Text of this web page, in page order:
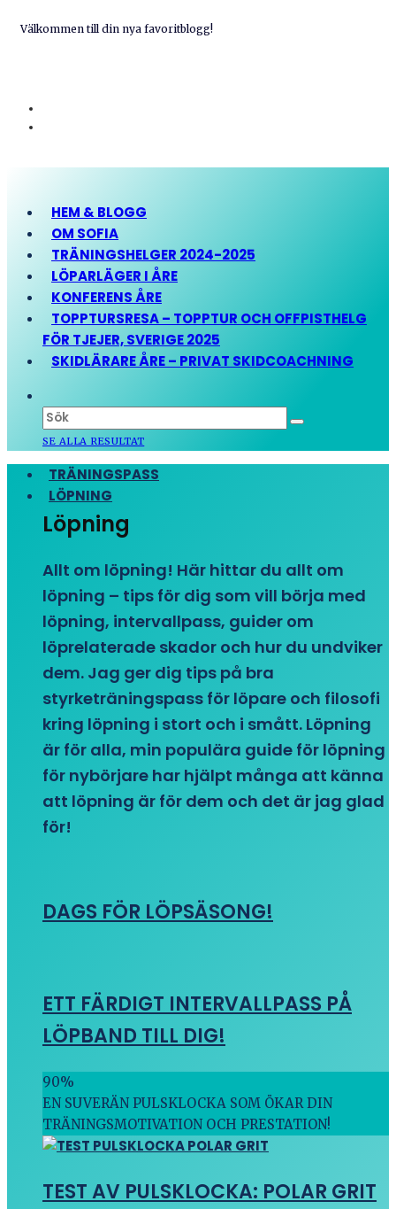
Välkommen till din nya favoritblogg!
HEM & BLOGG
OM SOFIA
TRÄNINGSHELGER 2024-2025
LÖPARLÄGER I ÅRE
KONFERENS ÅRE
TOPPTURSRESA – TOPPTUR OCH OFFPISTHELG
FÖR TJEJER, SVERIGE 2025
SKIDLÄRARE ÅRE – PRIVAT SKIDCOACHNING
SE ALLA RESULTAT
TRÄNINGSPASS
LÖPNING
Löpning
Allt om löpning! Här hittar du allt om
löpning – tips för dig som vill börja med
löpning, intervallpass, guider om
löprelaterade skador och hur du undviker
dem. Jag ger dig tips på bra
styrketräningspass för löpare och filosofi
kring löpning i stort och i smått. Löpning
är för alla, min populära guide för löpning
för nybörjare har hjälpt många att känna
att löpning är för dem och det är jag glad
för!
DAGS FÖR LÖPSÄSONG!
ETT FÄRDIGT INTERVALLPASS PÅ
LÖPBAND TILL DIG!
90%
EN SUVERÄN PULSKLOCKA SOM ÖKAR DIN
TRÄNINGSMOTIVATION OCH PRESTATION!
TEST AV PULSKLOCKA: POLAR GRIT